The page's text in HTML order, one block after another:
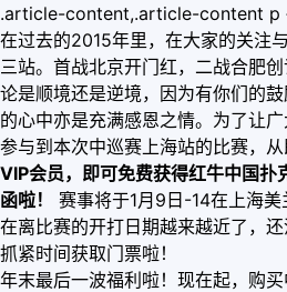
.article-content,.article-content p
在过去的2015年里，在大家的关注
三站。首战北京开门红，二战合肥
论是顺境还是逆境，因为有你们的
的心中亦是充满感恩之情。为了让
参与到本次中巡赛上海站的比赛，从
VIP会员，即可免费获得红牛中国扑
函啦！
赛事将于1月9日-14在上海
在离比赛的开打日期越来越近了，
抓紧时间获取门票啦！
年末最后一波福利啦！现在起，购